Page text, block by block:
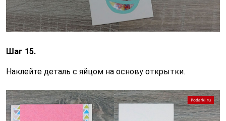
Шаг 15.
Наклейте деталь с яйцом на основу открытки.